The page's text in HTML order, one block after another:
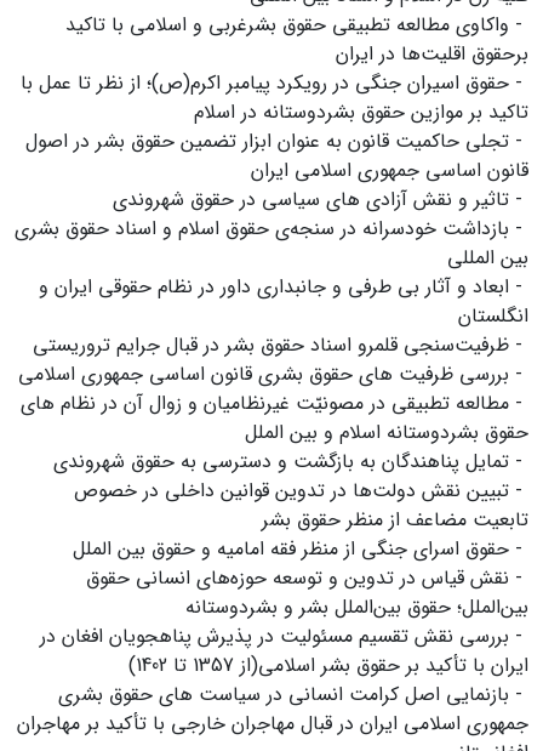
- واکاوی مطالعه تطبیقی حقوق بشرغربی و اسلامی با تاکید
برحقوق اقلیت‌ها در ایران
- حقوق اسیران جنگی در رویکرد پیامبر اکرم(ص)؛ از نظر تا عمل با
تاکید بر موازین حقوق بشردوستانه در اسلام
- تجلی حاکمیت قانون به عنوان ابزار تضمین حقوق بشر در اصول
قانون اساسی جمهوری اسلامی ایران
- تاثیر و نقش آزادی های سیاسی در حقوق شهروندی
- بازداشت خودسرانه در سنجه‌ی حقوق اسلام و اسناد حقوق بشری
بین المللی
- ابعاد و آثار بی طرفی و جانبداری داور در نظام حقوقی ایران و
انگلستان
- ظرفیت‌سنجی قلمرو اسناد حقوق بشر در قبال جرایم تروریستی
- بررسی ظرفیت های حقوق بشری قانون اساسی جمهوری اسلامی
- مطالعه تطبیقی در مصونیّت غیرنظامیان و زوال آن در نظام های
حقوق بشردوستانه اسلام و بین الملل
- تمایل پناهندگان به بازگشت و دسترسی به حقوق شهروندی
- تبیین نقش دولت‌ها در تدوین قوانین داخلی در خصوص
تابعیت مضاعف از منظر حقوق بشر
- حقوق اسرای جنگی از منظر فقه امامیه و حقوق بین الملل
- نقش قیاس در تدوین و توسعه حوزه‌های انسانی حقوق
بین‌الملل؛ حقوق بین‌الملل بشر و بشردوستانه
- بررسی نقش تقسیم مسئولیت در پذیرش پناهجویان افغان در
ایران با تأکید بر حقوق بشر اسلامی(از 1357 تا 1402)
- بازنمایی اصل کرامت انسانی در سیاست های حقوق بشری
جمهوری اسلامی ایران در قبال مهاجران خارجی با تأکید بر مهاجران